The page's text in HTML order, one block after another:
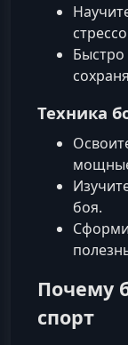
Быстро
Техника
боя.
Почему
спорт